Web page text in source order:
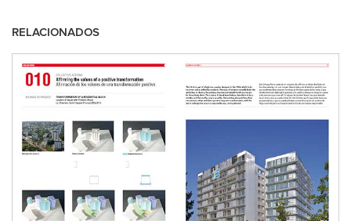
RELACIONADOS